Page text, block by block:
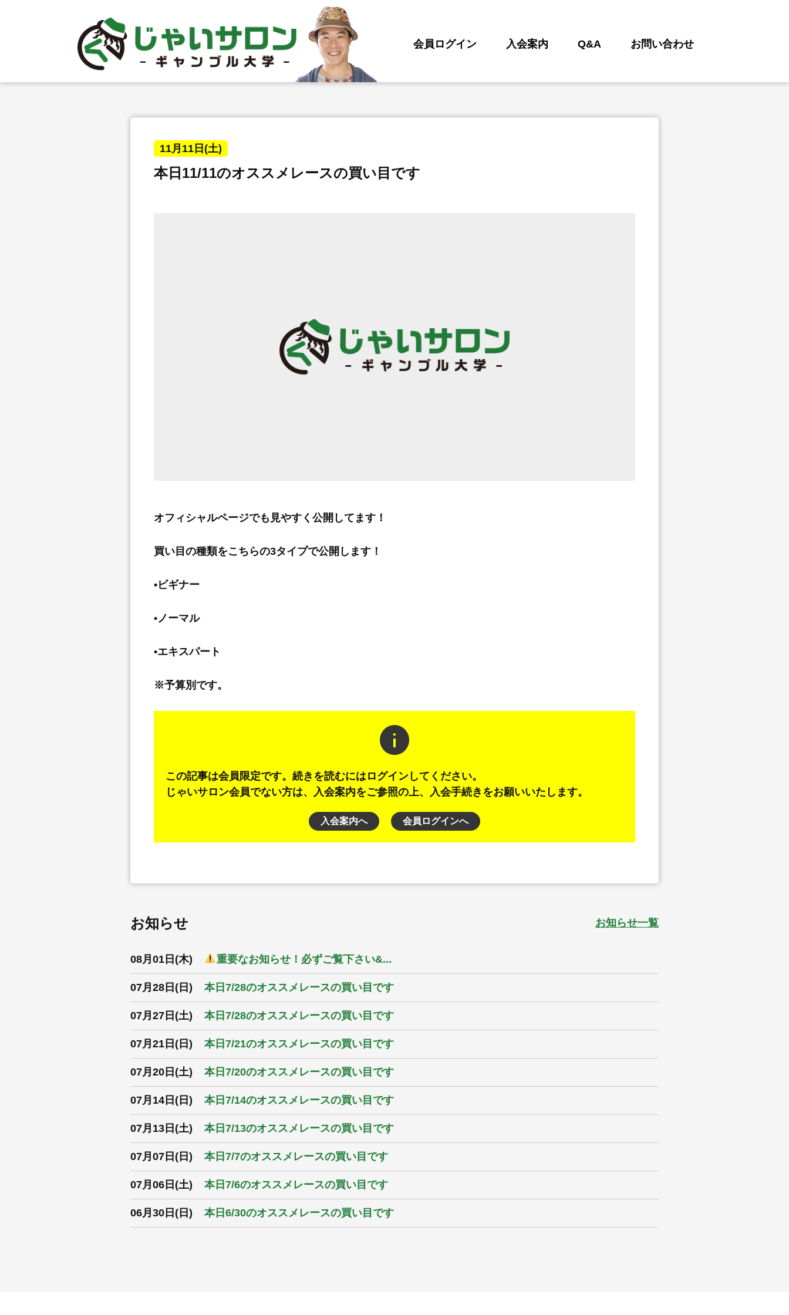
会員ログイン 入会案内 Q&A お問い合わせ
11月11日(土)
本日11/11のオススメレースの買い目です
オフィシャルページでも見やすく公開してます！
買い目の種類をこちらの3タイプで公開します！
•ビギナー
•ノーマル
•エキスパート
※予算別です。
info
この記事は会員限定です。続きを読むにはログインしてください。
じゃいサロン会員でない方は、入会案内をご参照の上、入会手続きをお願いいたします。
入会案内へ 会員ログインへ
お知らせ お知らせ一覧
08月01日(木) 重要なお知らせ！必ずご覧下さい&...
07月28日(日) 本日7/28のオススメレースの買い目です
07月27日(土) 本日7/28のオススメレースの買い目です
07月21日(日) 本日7/21のオススメレースの買い目です
07月20日(土) 本日7/20のオススメレースの買い目です
07月14日(日) 本日7/14のオススメレースの買い目です
07月13日(土) 本日7/13のオススメレースの買い目です
07月07日(日) 本日7/7のオススメレースの買い目です
07月06日(土) 本日7/6のオススメレースの買い目です
06月30日(日) 本日6/30のオススメレースの買い目です